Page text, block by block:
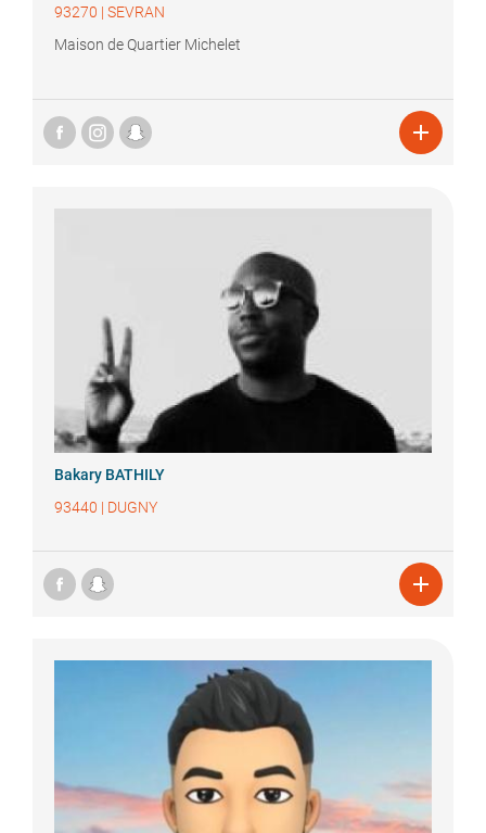
93270 | SEVRAN
Maison de Quartier Michelet

Bakary BATHILY
93440 | DUGNY
